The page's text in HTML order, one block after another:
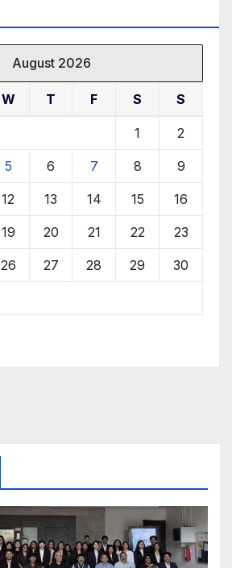
August 2026
W T F S S
1 2
5 6 7 8 9
12 13 14 15 16
19 20 21 22 23
26 27 28 29 30